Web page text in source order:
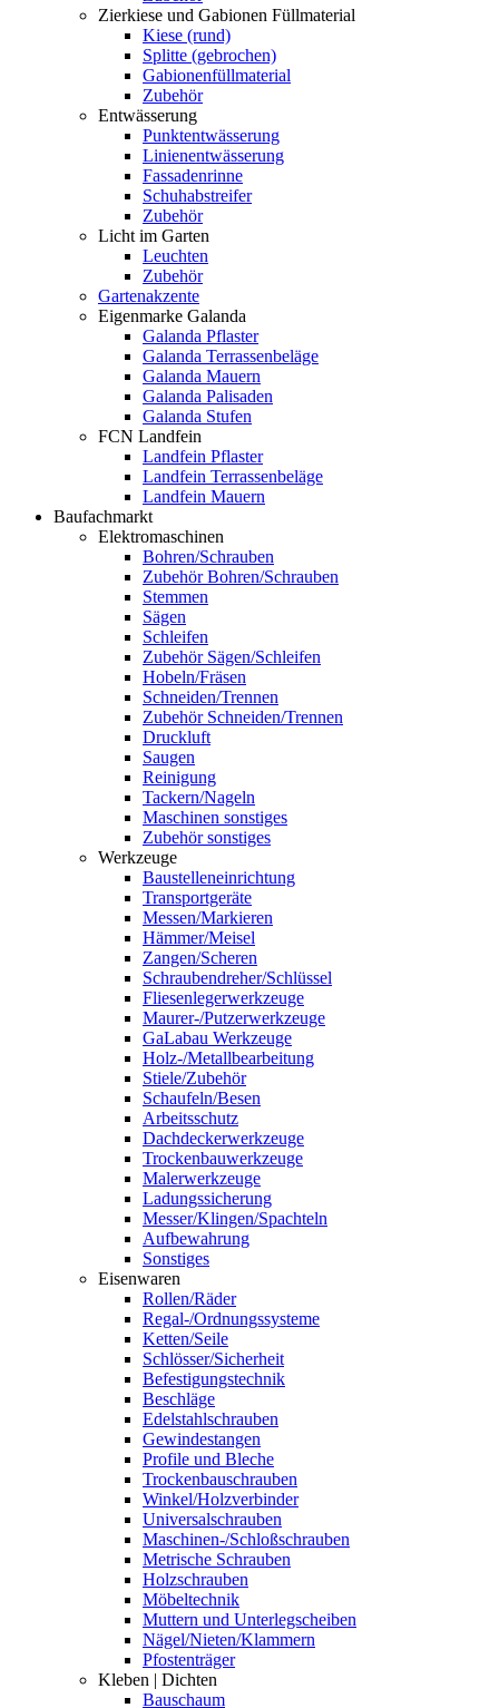
Zierkiese und Gabionen Füllmaterial
Kiese (rund)
Splitte (gebrochen)
Gabionenfüllmaterial
Zubehör
Entwässerung
Punktentwässerung
Linienentwässerung
Fassadenrinne
Schuhabstreifer
Zubehör
Licht im Garten
Leuchten
Zubehör
Gartenakzente
Eigenmarke Galanda
Galanda Pflaster
Galanda Terrassenbeläge
Galanda Mauern
Galanda Palisaden
Galanda Stufen
FCN Landfein
Landfein Pflaster
Landfein Terrassenbeläge
Landfein Mauern
Baufachmarkt
Elektromaschinen
Bohren/Schrauben
Zubehör Bohren/Schrauben
Stemmen
Sägen
Schleifen
Zubehör Sägen/Schleifen
Hobeln/Fräsen
Schneiden/Trennen
Zubehör Schneiden/Trennen
Druckluft
Saugen
Reinigung
Tackern/Nageln
Maschinen sonstiges
Zubehör sonstiges
Werkzeuge
Baustelleneinrichtung
Transportgeräte
Messen/Markieren
Hämmer/Meisel
Zangen/Scheren
Schraubendreher/Schlüssel
Fliesenlegerwerkzeuge
Maurer-/Putzerwerkzeuge
GaLabau Werkzeuge
Holz-/Metallbearbeitung
Stiele/Zubehör
Schaufeln/Besen
Arbeitsschutz
Dachdeckerwerkzeuge
Trockenbauwerkzeuge
Malerwerkzeuge
Ladungssicherung
Messer/Klingen/Spachteln
Aufbewahrung
Sonstiges
Eisenwaren
Rollen/Räder
Regal-/Ordnungssysteme
Ketten/Seile
Schlösser/Sicherheit
Befestigungstechnik
Beschläge
Edelstahlschrauben
Gewindestangen
Profile und Bleche
Trockenbauschrauben
Winkel/Holzverbinder
Universalschrauben
Maschinen-/Schloßschrauben
Metrische Schrauben
Holzschrauben
Möbeltechnik
Muttern und Unterlegscheiben
Nägel/Nieten/Klammern
Pfostenträger
Kleben | Dichten
Bauschaum